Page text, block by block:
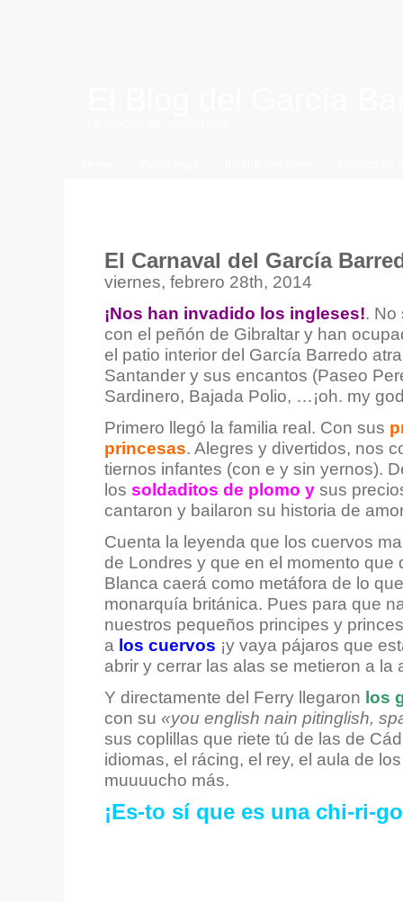
El Carnaval del García
viernes, febrero 28th, 2014
¡Nos han invadido los ingleses!. No
con el peñón de Gibraltar y han
el patio interior del García Barredo
Santander y sus encantos (Paseo
Sardinero, Bajada Polio, …¡oh. my
Primero llegó la familia real. Con sus
princesas. Alegres y divertidos, nos
tiernos infantes (con e y sin yernos).
los soldaditos de plomo y sus
cantaron y bailaron su historia de
Cuenta la leyenda que los cuervos
de Londres y que en el momento que
Blanca caerá como metáfora de lo
monarquía británica. Pues para que
nuestros pequeños principes y
a los cuervos ¡y vaya pájaros que
abrir y cerrar las alas se metieron a la
Y directamente del Ferry llegaron los
con su «you english nain pitinglish,
sus coplillas que riete tú de las de
idiomas, el rácing, el rey, el aula de
muuuucho más.
¡Es-to sí que es una chi-ri-